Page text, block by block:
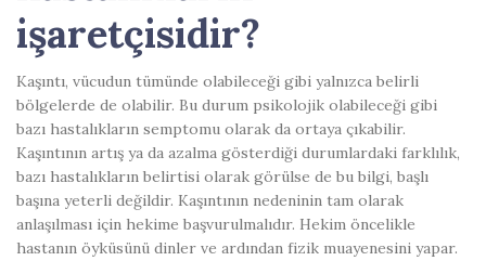
işaretçisidir?
Kaşıntı, vücudun tümünde olabileceği gibi yalnızca belirli
bölgelerde de olabilir. Bu durum psikolojik olabileceği gibi
bazı hastalıkların semptomu olarak da ortaya çıkabilir.
Kaşıntının artış ya da azalma gösterdiği durumlardaki farklılık,
bazı hastalıkların belirtisi olarak görülse de bu bilgi, başlı
başına yeterli değildir. Kaşıntının nedeninin tam olarak
anlaşılması için hekime başvurulmalıdır. Hekim öncelikle
hastanın öyküsünü dinler ve ardından fizik muayenesini yapar.